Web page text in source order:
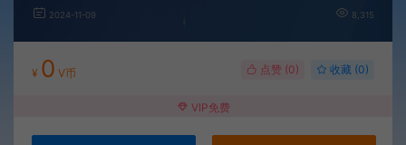
2024-11-09 8,315
¥ 0 V币 点赞 (0) 收藏 (0)
VIP免费